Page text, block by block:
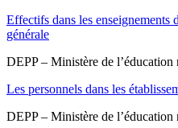
Effectifs dans les enseignements
générale
DEPP – Ministère de l’éducation
Les personnels dans les
DEPP – Ministère de l’éducation